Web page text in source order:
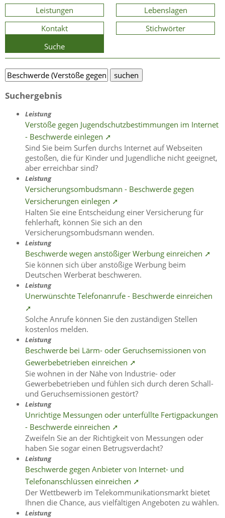
Leistungen
Lebenslagen
Kontakt
Stichwörter
Suche
Suchergebnis
Leistung
Verstöße gegen Jugendschutzbestimmungen im Internet
- Beschwerde einlegen ➚
Sind Sie beim Surfen durchs Internet auf Webseiten
gestoßen, die für Kinder und Jugendliche nicht geeignet,
aber erreichbar sind?
Leistung
Versicherungsombudsmann - Beschwerde gegen
Versicherungen einlegen ➚
Halten Sie eine Entscheidung einer Versicherung für
fehlerhaft, können Sie sich an den
Versicherungsombudsmann wenden.
Leistung
Beschwerde wegen anstößiger Werbung einreichen ➚
Sie können sich über anstößige Werbung beim
Deutschen Werberat beschweren.
Leistung
Unerwünschte Telefonanrufe - Beschwerde einreichen
➚
Solche Anrufe können Sie den zuständigen Stellen
kostenlos melden.
Leistung
Beschwerde bei Lärm- oder Geruchsemissionen von
Gewerbebetrieben einreichen ➚
Sie wohnen in der Nähe von Industrie- oder
Gewerbebetrieben und fühlen sich durch deren Schall-
und Geruchsemissionen gestört?
Leistung
Unrichtige Messungen oder unterfüllte Fertigpackungen
- Beschwerde einreichen ➚
Zweifeln Sie an der Richtigkeit von Messungen oder
haben Sie sogar einen Betrugsverdacht?
Leistung
Beschwerde gegen Anbieter von Internet- und
Telefonanschlüssen einreichen ➚
Der Wettbewerb im Telekommunikationsmarkt bietet
Ihnen die Chance, aus vielfältigen Angeboten zu wählen.
Leistung